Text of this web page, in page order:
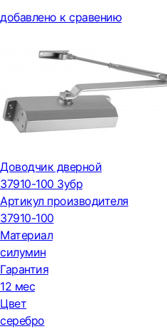
добавлено к сравению
Доводчик дверной
37910-100 Зубр
Артикул производителя
37910-100
Материал
силумин
Гарантия
12 мес
Цвет
серебро